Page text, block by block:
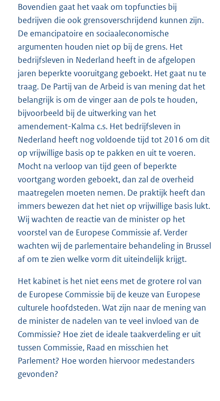
Bovendien gaat het vaak om topfuncties bij
bedrijven die ook grensoverschrijdend kunnen zijn.
De emancipatoire en sociaaleconomische
argumenten houden niet op bij de grens. Het
bedrijfsleven in Nederland heeft in de afgelopen
jaren beperkte vooruitgang geboekt. Het gaat nu te
traag. De Partij van de Arbeid is van mening dat het
belangrijk is om de vinger aan de pols te houden,
bijvoorbeeld bij de uitwerking van het
amendement-Kalma c.s. Het bedrijfsleven in
Nederland heeft nog voldoende tijd tot 2016 om dit
op vrijwillige basis op te pakken en uit te voeren.
Mocht na verloop van tijd geen of beperkte
voortgang worden geboekt, dan zal de overheid
maatregelen moeten nemen. De praktijk heeft dan
immers bewezen dat het niet op vrijwillige basis lukt.
Wij wachten de reactie van de minister op het
voorstel van de Europese Commissie af. Verder
wachten wij de parlementaire behandeling in Brussel
af om te zien welke vorm dit uiteindelijk krijgt.
Het kabinet is het niet eens met de grotere rol van
de Europese Commissie bij de keuze van Europese
culturele hoofdsteden. Wat zijn naar de mening van
de minister de nadelen van te veel invloed van de
Commissie? Hoe ziet de ideale taakverdeling er uit
tussen Commissie, Raad en misschien het
Parlement? Hoe worden hiervoor medestanders
gevonden?